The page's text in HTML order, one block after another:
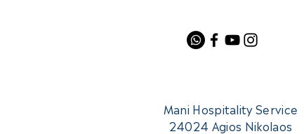
Mani Hospitality Service
24024 Agios Nikolaos